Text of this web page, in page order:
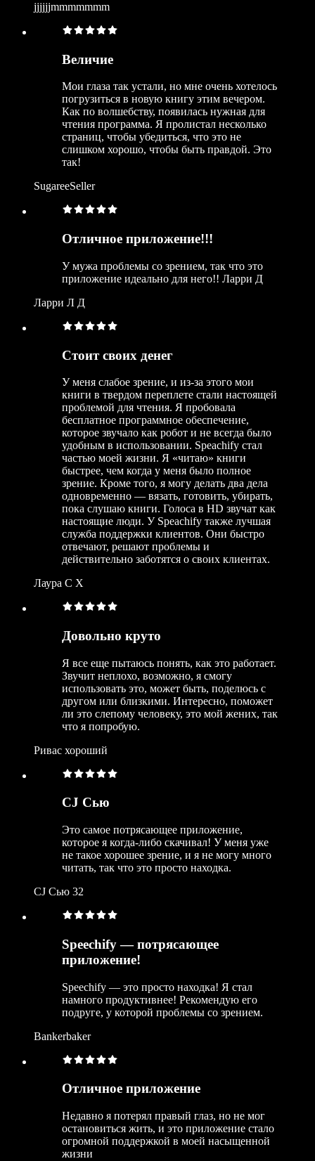
jjjjjjmmmmmmm
Величие
Мои глаза так устали, но мне очень хотелось
погрузиться в новую книгу этим вечером.
Как по волшебству, появилась нужная для
чтения программа. Я пролистал несколько
страниц, чтобы убедиться, что это не
слишком хорошо, чтобы быть правдой. Это
так!
SugareeSeller
Отличное приложение!!!
У мужа проблемы со зрением, так что это
приложение идеально для него!! Ларри Д
Ларри Л Д
Стоит своих денег
У меня слабое зрение, и из-за этого мои
книги в твердом переплете стали настоящей
проблемой для чтения. Я пробовала
бесплатное программное обеспечение,
которое звучало как робот и не всегда было
удобным в использовании. Speachify стал
частью моей жизни. Я «читаю» книги
быстрее, чем когда у меня было полное
зрение. Кроме того, я могу делать два дела
одновременно — вязать, готовить, убирать,
пока слушаю книги. Голоса в HD звучат как
настоящие люди. У Speachify также лучшая
служба поддержки клиентов. Они быстро
отвечают, решают проблемы и
действительно заботятся о своих клиентах.
Лаура С Х
Довольно круто
Я все еще пытаюсь понять, как это работает.
Звучит неплохо, возможно, я смогу
использовать это, может быть, поделюсь с
другом или близкими. Интересно, поможет
ли это слепому человеку, это мой жених, так
что я попробую.
Ривас хороший
CJ Сью
Это самое потрясающее приложение,
которое я когда-либо скачивал! У меня уже
не такое хорошее зрение, и я не могу много
читать, так что это просто находка.
CJ Сью 32
Speechify — потрясающее
приложение!
Speechify — это просто находка! Я стал
намного продуктивнее! Рекомендую его
подруге, у которой проблемы со зрением.
Bankerbaker
Отличное приложение
Недавно я потерял правый глаз, но не мог
остановиться жить, и это приложение стало
огромной поддержкой в моей насыщенной
жизни